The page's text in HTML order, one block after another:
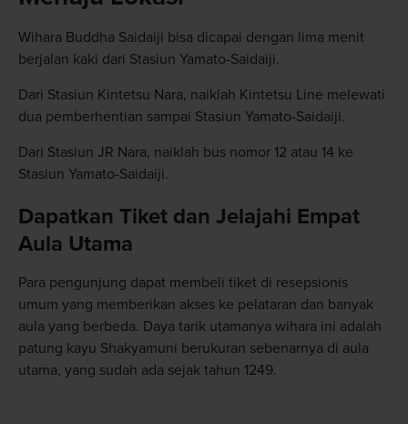
Wihara Buddha Saidaiji bisa dicapai dengan lima menit
berjalan kaki dari Stasiun Yamato-Saidaiji.
Dari Stasiun Kintetsu Nara, naiklah Kintetsu Line melewati
dua pemberhentian sampai Stasiun Yamato-Saidaiji.
Dari Stasiun JR Nara, naiklah bus nomor 12 atau 14 ke
Stasiun Yamato-Saidaiji.
Dapatkan Tiket dan Jelajahi Empat
Aula Utama
Para pengunjung dapat membeli tiket di resepsionis
umum yang memberikan akses ke pelataran dan banyak
aula yang berbeda. Daya tarik utamanya wihara ini adalah
patung kayu Shakyamuni berukuran sebenarnya di aula
utama, yang sudah ada sejak tahun 1249.